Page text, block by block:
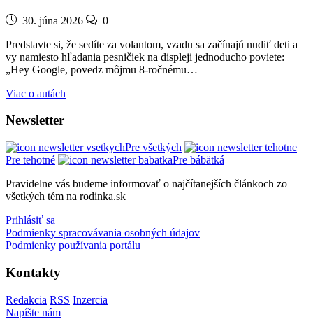
30. júna 2026
0
Predstavte si, že sedíte za volantom, vzadu sa začínajú nudiť deti a
vy namiesto hľadania pesničiek na displeji jednoducho poviete:
„Hey Google, povedz môjmu 8-ročnému…
Viac o autách
Newsletter
Pre všetkých
Pre tehotné
Pre bábätká
Pravidelne vás budeme informovať o najčítanejších článkoch zo
všetkých tém na rodinka.sk
Prihlásiť sa
Podmienky spracovávania osobných údajov
Podmienky používania portálu
Kontakty
Redakcia RSS Inzercia
Napíšte nám